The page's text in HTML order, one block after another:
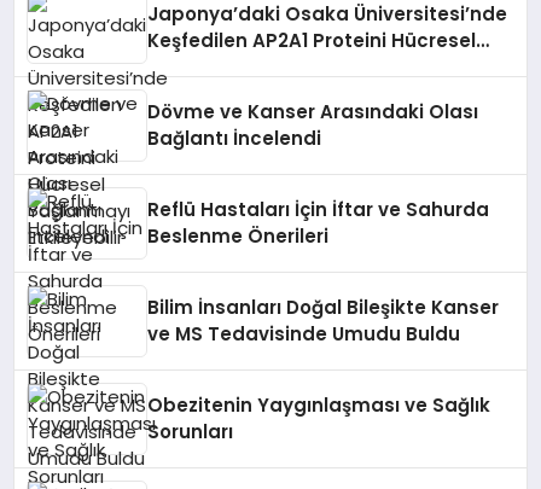
Japonya’daki Osaka Üniversitesi’nde
Keşfedilen AP2A1 Proteini Hücresel
Yaşlanmayı Etkileyebilir
Dövme ve Kanser Arasındaki Olası
Bağlantı İncelendi
Reflü Hastaları İçin İftar ve Sahurda
Beslenme Önerileri
Bilim İnsanları Doğal Bileşikte Kanser
ve MS Tedavisinde Umudu Buldu
Obezitenin Yaygınlaşması ve Sağlık
Sorunları